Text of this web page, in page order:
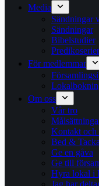
Media
Sändningar
Sändningar
Bibelstudier
Predikoserier
För medlemmar
Om oss
Vår tro
Kontakt och
Bed & Tacka
Ge en gåva
Ge till
Hyra lokal i
Jag har